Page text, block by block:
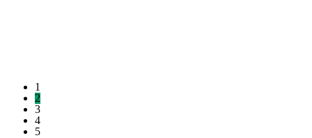
1
2
3
4
5